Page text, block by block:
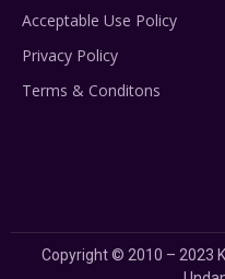
Acceptable Use Policy
Privacy Policy
Terms & Conditons
Copyright © 2010 – 2023